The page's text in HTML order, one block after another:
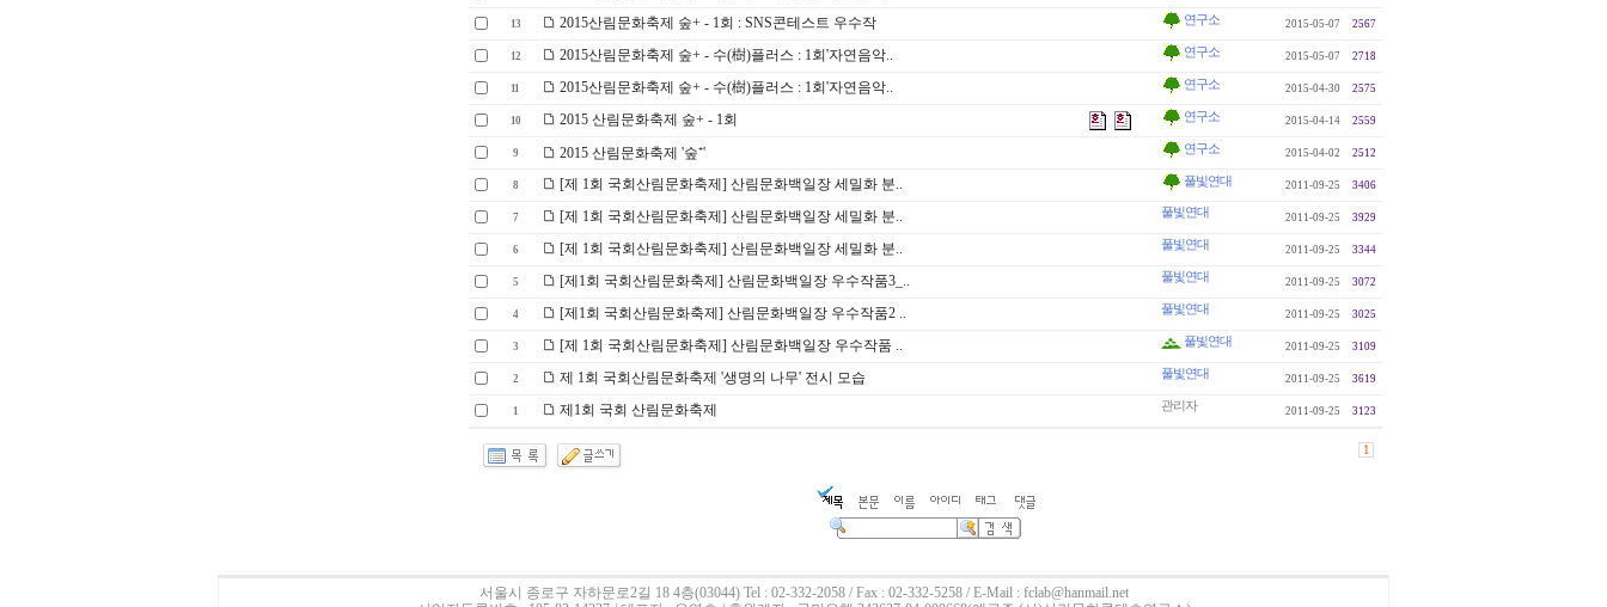
13 2015산림문화축제 숲+ - 1회 : SNS콘테스트 우수작 연구소 2015-05-07 2567
12 2015산림문화축제 숲+ - 수(樹)플러스 : 1회'자연음악.. 연구소 2015-05-07 2718
11 2015산림문화축제 숲+ - 수(樹)플러스 : 1회'자연음악.. 연구소 2015-04-30 2575
10 2015 산림문화축제 숲+ - 1회 연구소 2015-04-14 2559
9 2015 산림문화축제 '숲⁺' 연구소 2015-04-02 2512
8 [제 1회 국회산림문화축제] 산림문화백일장 세밀화 분.. 풀빛연대 2011-09-25 3406
7 [제 1회 국회산림문화축제] 산림문화백일장 세밀화 분.. 풀빛연대 2011-09-25 3929
6 [제 1회 국회산림문화축제] 산림문화백일장 세밀화 분.. 풀빛연대 2011-09-25 3344
5 [제1회 국회산림문화축제] 산림문화백일장 우수작품3_.. 풀빛연대 2011-09-25 3072
4 [제1회 국회산림문화축제] 산림문화백일장 우수작품2 .. 풀빛연대 2011-09-25 3025
3 [제 1회 국회산림문화축제] 산림문화백일장 우수작품 .. 풀빛연대 2011-09-25 3109
2 제 1회 국회산림문화축제 '생명의 나무' 전시 모습 풀빛연대 2011-09-25 3619
1 제1회 국회 산림문화축제 관리자 2011-09-25 3123
1
서울시 종로구 자하문로2길 18 4층(03044)Tel : 02-332-2058 / Fax : 02-332-5258 / E-Mail : fclab@hanmail.net